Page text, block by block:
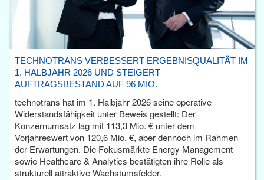
TECHNOTRANS VERBESSERT ERGEBNISQUALITÄT IM
1. HALBJAHR 2026 UND STEIGERT
AUFTRAGSBESTAND AUF 96 MIO.
technotrans hat im 1. Halbjahr 2026 seine operative
Widerstandsfähigkeit unter Beweis gestellt: Der
Konzernumsatz lag mit 113,3 Mio. € unter dem
Vorjahreswert von 120,6 Mio. €, aber dennoch im Rahmen
der Erwartungen. Die Fokusmärkte Energy Management
sowie Healthcare & Analytics bestätigten ihre Rolle als
strukturell attraktive Wachstumsfelder.